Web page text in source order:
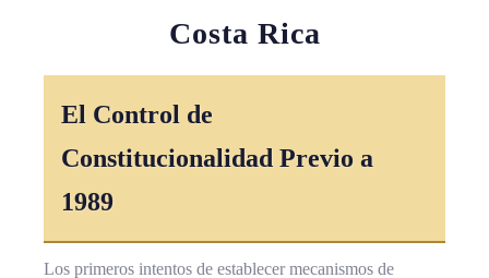
Costa Rica
El Control de
Constitucionalidad Previo a
1989
Los primeros intentos de establecer mecanismos de